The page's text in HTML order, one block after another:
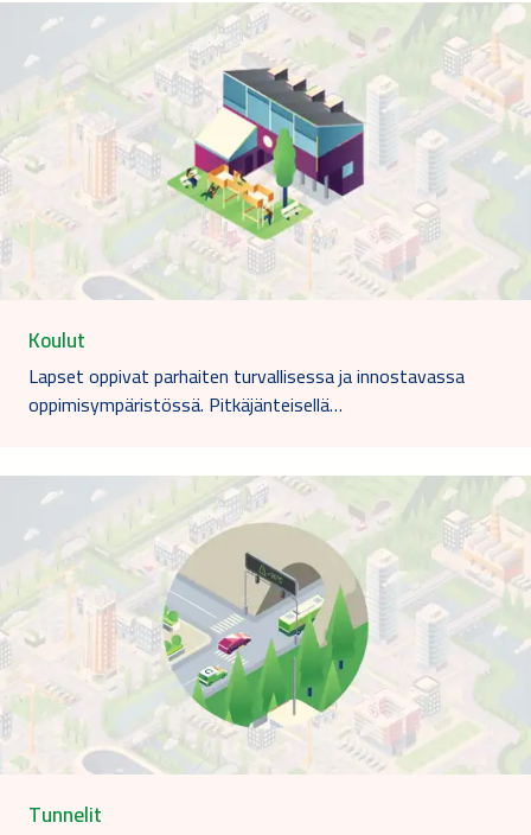
Koulut
Lapset oppivat parhaiten turvallisessa ja innostavassa
oppimisympäristössä. Pitkäjänteisellä…
Tunnelit